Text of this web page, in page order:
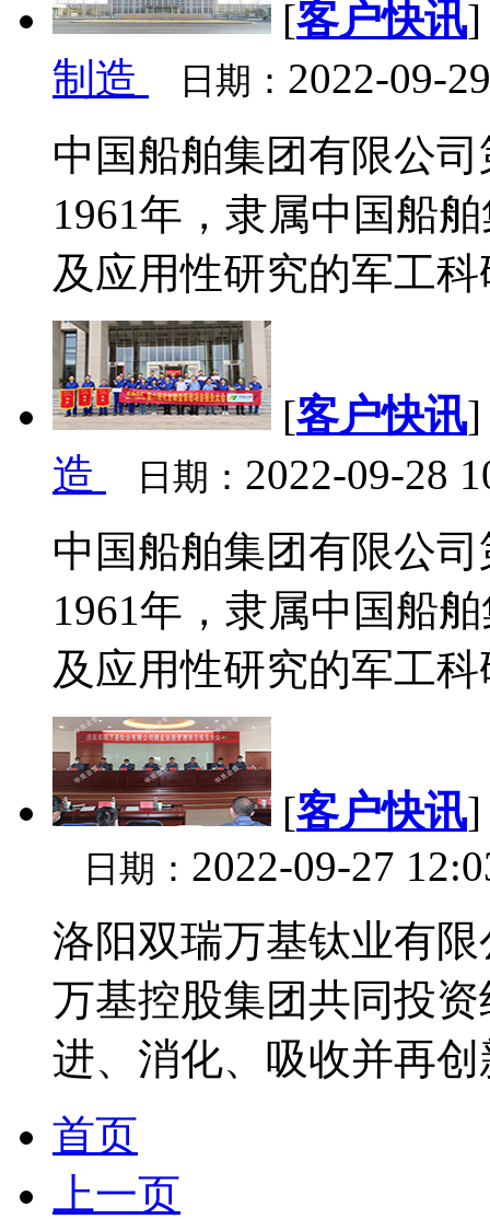
[客户快讯
制造
日期： 2022-09-
中国船舶集团有限公
1961年，隶属中国船
及应用性研究的军工
[客户快讯
造
日期： 2022-09-28
中国船舶集团有限公
1961年，隶属中国船
及应用性研究的军工
[客户快讯
日期： 2022-09-27
洛阳双瑞万基钛业有
万基控股集团共同投
进、消化、吸收并再
首页
上一页